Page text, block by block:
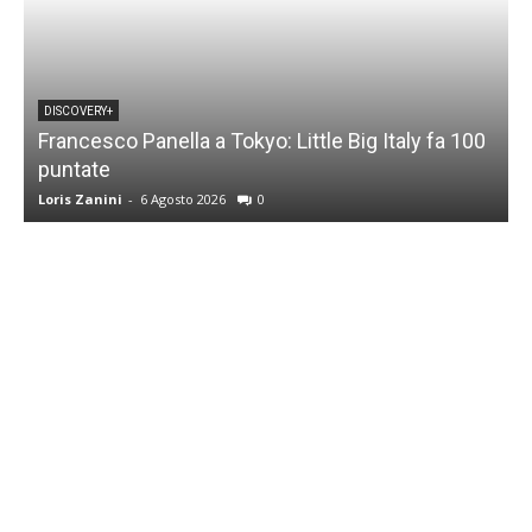
DISCOVERY+
Francesco Panella a Tokyo: Little Big Italy fa 100
puntate
Loris Zanini - 6 Agosto 2026 0